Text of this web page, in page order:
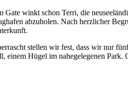
Gate winkt schon Terri, die
abzuholen. Nach herzlicher
stellen wir fest, dass wir nur
einem Hügel im nahegelegenen Park.